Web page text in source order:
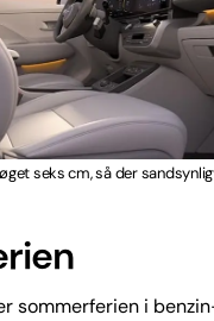
seks cm, så der
sommerferien i